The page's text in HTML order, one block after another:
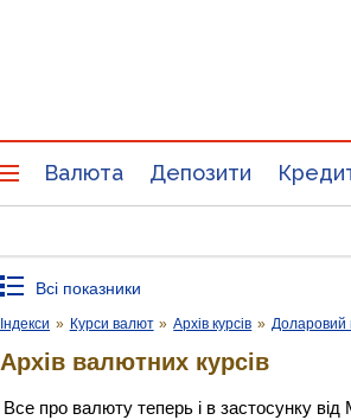
Валюта Депозити
Всі показники
Індекси » Курси валют » Архів курсів » Доларовий
Архів валютних курсів
Все про валюту теперь і в застосунку від